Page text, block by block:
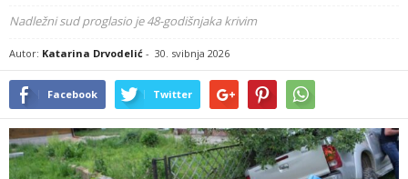
Nadležni sud proglasio je 48-godišnjaka krivim
Autor: Katarina Drvodelić - 30. svibnja 2026
Facebook Twitter